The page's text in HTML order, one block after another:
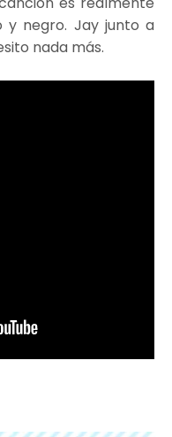
y negro. Jay junto a
nada más.